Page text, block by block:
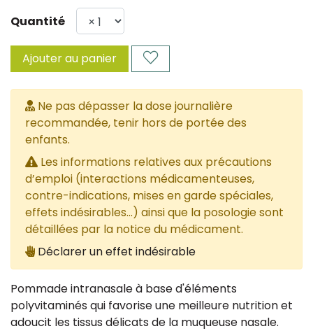
Quantité
Ajouter au panier
Ne pas dépasser la dose journalière
recommandée, tenir hors de portée des
enfants.
Les informations relatives aux précautions
d’emploi (interactions médicamenteuses,
contre-indications, mises en garde spéciales,
effets indésirables...) ainsi que la posologie sont
détaillées par la notice du médicament.
Déclarer un effet indésirable
Pommade intranasale à base d'éléments
polyvitaminés qui favorise une meilleure nutrition et
adoucit les tissus délicats de la muqueuse nasale.